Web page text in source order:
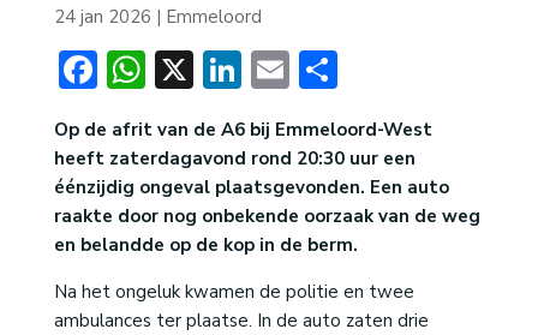
24 jan 2026 | Emmeloord
Facebook
WhatsApp
X LinkedIn
EmailDelen
Op de afrit van de A6 bij Emmeloord-West
heeft zaterdagavond rond 20:30 uur een
éénzijdig ongeval plaatsgevonden. Een auto
raakte door nog onbekende oorzaak van de weg
en belandde op de kop in de berm.
Na het ongeluk kwamen de politie en twee
ambulances ter plaatse. In de auto zaten drie